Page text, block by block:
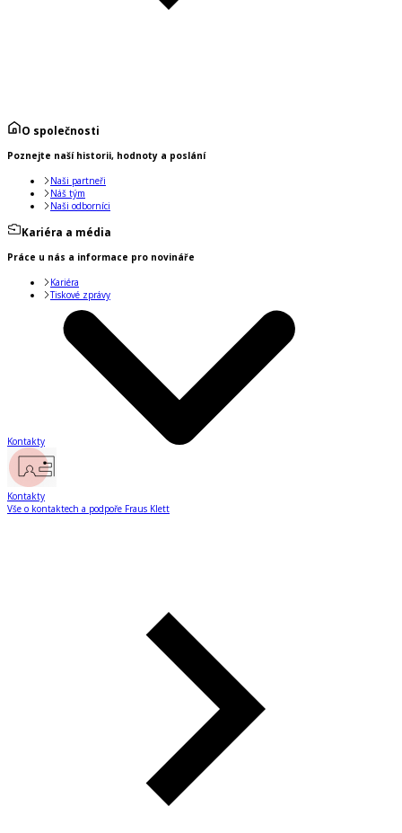
O společnosti
Poznejte naší historii, hodnoty a poslání
Naši partneři
Náš tým
Naši odborníci
Kariéra a média
Práce u nás a informace pro novináře
Kariéra
Tiskové zprávy
Kontakty
Kontakty
Vše o kontaktech a podpoře Fraus Klett